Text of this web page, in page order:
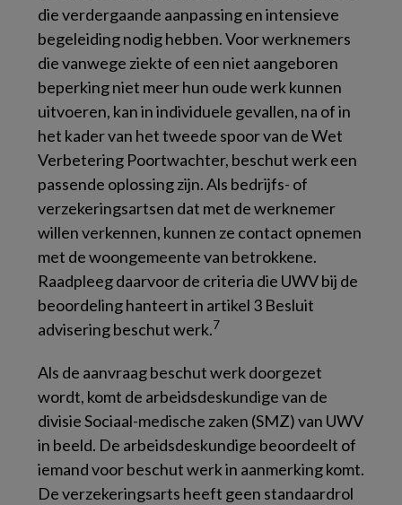
die verdergaande aanpassing en intensieve
begeleiding nodig hebben. Voor werknemers
die vanwege ziekte of een niet aangeboren
beperking niet meer hun oude werk kunnen
uitvoeren, kan in individuele gevallen, na of in
het kader van het tweede spoor van de Wet
Verbetering Poortwachter, beschut werk een
passende oplossing zijn. Als bedrijfs- of
verzekeringsartsen dat met de werknemer
willen verkennen, kunnen ze contact opnemen
met de woongemeente van betrokkene.
Raadpleeg daarvoor de criteria die UWV bij de
beoordeling hanteert in artikel 3 Besluit
advisering beschut werk.7
Als de aanvraag beschut werk doorgezet
wordt, komt de arbeidsdeskundige van de
divisie Sociaal-medische zaken (SMZ) van UWV
in beeld. De arbeidsdeskundige beoordeelt of
iemand voor beschut werk in aanmerking komt.
De verzekeringsarts heeft geen standaardrol